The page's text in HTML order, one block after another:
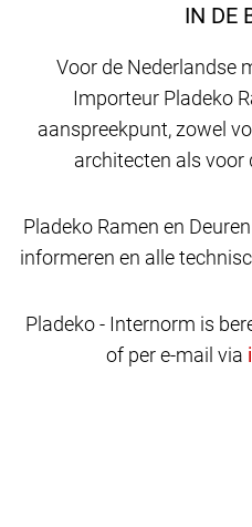
IN DE
Voor de Nederlandse
Importeur Pladeko
aanspreekpunt, zowel
architecten als voor
Pladeko Ramen en
informeren en alle
Pladeko - Internorm is
of per e-mail via